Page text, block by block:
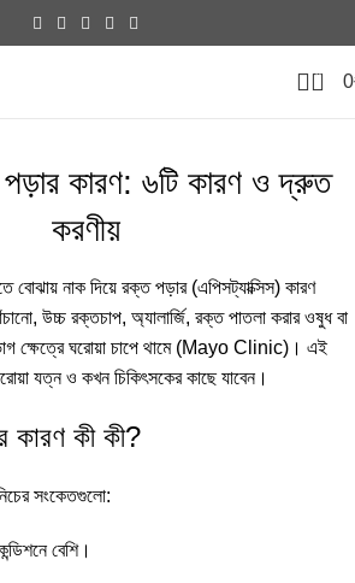
0 0
কারণ: ৬টি কারণ ও দ্রুত
করণীয়
বোঝায় নাক দিয়ে রক্ত পড়ার (এপিসট্যাক্সিস) কারণ
উচ্চ রক্তচাপ, অ্যালার্জি, রক্ত পাতলা করার ওষুধ বা
ক্ষেত্রে ঘরোয়া চাপে থামে (Mayo Clinic)। এই
যত্ন ও কখন চিকিৎসকের কাছে যাবেন।
কারণ কী কী?
সংকেতগুলো:
বেশি।